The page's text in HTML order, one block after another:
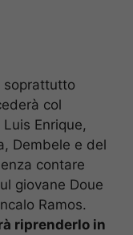
soprattutto
col
Enrique,
Dembele e del
contare
giovane Doue
Ramos.
riprenderlo in